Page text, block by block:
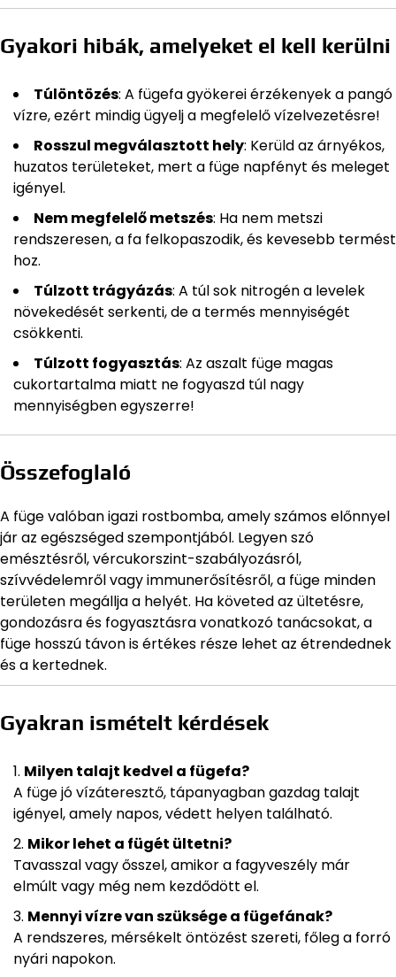
Gyakori hibák, amelyeket el kell kerülni
Túlöntözés: A fügefa gyökerei érzékenyek a pangó
vízre, ezért mindig ügyelj a megfelelő vízelvezetésre!
Rosszul megválasztott hely: Kerüld az árnyékos,
huzatos területeket, mert a füge napfényt és meleget
igényel.
Nem megfelelő metszés: Ha nem metszi
rendszeresen, a fa felkopaszodik, és kevesebb termést
hoz.
Túlzott trágyázás: A túl sok nitrogén a levelek
növekedését serkenti, de a termés mennyiségét
csökkenti.
Túlzott fogyasztás: Az aszalt füge magas
cukortartalma miatt ne fogyaszd túl nagy
mennyiségben egyszerre!
Összefoglaló
A füge valóban igazi rostbomba, amely számos előnnyel
jár az egészséged szempontjából. Legyen szó
emésztésről, vércukorszint-szabályozásról,
szívvédelemről vagy immunerősítésről, a füge minden
területen megállja a helyét. Ha követed az ültetésre,
gondozásra és fogyasztásra vonatkozó tanácsokat, a
füge hosszú távon is értékes része lehet az étrendednek
és a kertednek.
Gyakran ismételt kérdések
Milyen talajt kedvel a fügefa?
A füge jó vízáteresztő, tápanyagban gazdag talajt
igényel, amely napos, védett helyen található.
Mikor lehet a fügét ültetni?
Tavasszal vagy ősszel, amikor a fagyveszély már
elmúlt vagy még nem kezdődött el.
Mennyi vízre van szüksége a fügefának?
A rendszeres, mérsékelt öntözést szereti, főleg a forró
nyári napokon.